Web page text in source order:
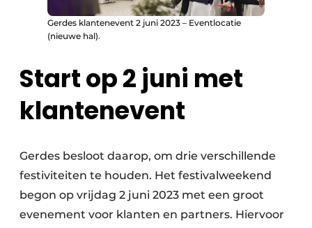
Gerdes klantenevent 2 juni 2023 – Eventlocatie
(nieuwe hal).
Start op 2 juni met
klantenevent
Gerdes besloot daarop, om drie verschillende
festiviteiten te houden. Het festivalweekend
begon op vrijdag 2 juni 2023 met een groot
evenement voor klanten en partners. Hiervoor